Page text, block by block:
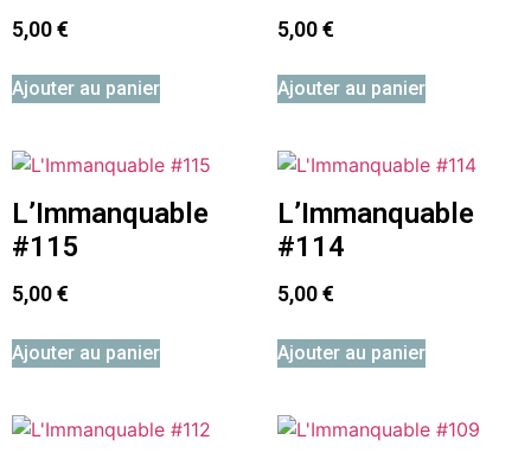
5,00€
Ajouter au panier
5,00€
Ajouter au panier
L’Immanquable
#115
5,00€
Ajouter au panier
L’Immanquable
#114
5,00€
Ajouter au panier